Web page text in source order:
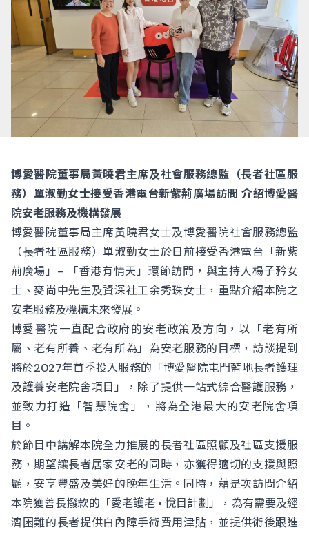
博愛醫院董事局黃曉君主席及社會服務總監（長者社區服
務）單淑勤女士接受香港電台新紫荊廣場訪問 介紹博愛醫
院安老服務及機構發展
博愛醫院董事局主席黃曉君女士及博愛醫院社會服務總監
（長者社區服務）單淑勤女士於日前接受香港電台「新紫
荊廣場」– 「香港有情天」環節訪問，與主持人楊子矜女
士、麥尚中先生及資深社工余秀珠女士，重點介紹本院之
安老服務及機構未來發展。
博愛醫院一直配合政府的安老政策及方向，以「老有所
屬、老有所養、老有所為」為安老服務的目標，訪談提到
將於2027年首季投入服務的「博愛醫院屯門藍地長者護理
及護養安老院舍項目」，除了提供一站式綜合醫護服務，
並致力打造「智慧院舍」，將為全港最大的安老院舍項
目。
於節目中講解本院全力推展的長者社區照顧及社區支援服
務，期望讓長者居家安老的同時，亦獲得適切的支援與照
顧，安享豐盛及美好的晚年生活。同時，藉是次訪問介紹
本院獲善長撥款的「愛老護老 • 悅目計劃」，為有需要及經
濟困難的長者提供白內障手術費用津貼，並提供術後跟進